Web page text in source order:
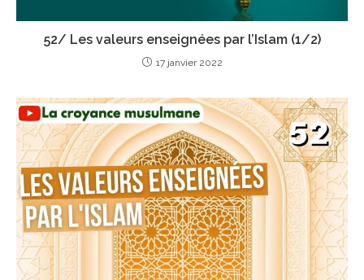
52/ Les valeurs enseignées par l’Islam (1/2)
17 janvier 2022